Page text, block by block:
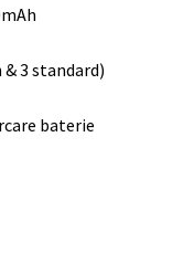
3 standard)
baterie